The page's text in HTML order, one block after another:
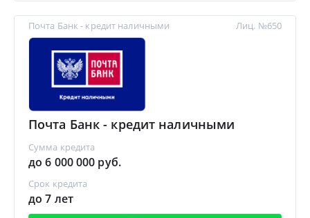
Почта Банк - кредит наличными
Почта Банк - кредит наличными
Сумма кредита
до 6 000 000 руб.
Срок кредита
до 7 лет
Лиц. №650